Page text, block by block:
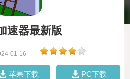
速器最新版
01-16
苹果下载 PC下载